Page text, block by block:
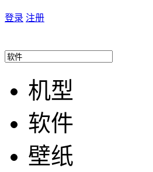
登录 注册
机型
软件
壁纸